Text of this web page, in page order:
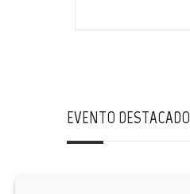
EVENTO DESTACADO